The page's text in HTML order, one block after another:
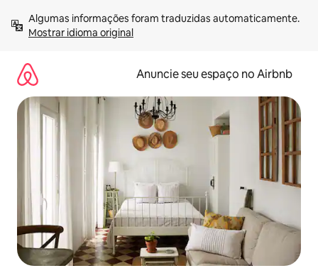
para
Mostrar idioma original
Anuncie seu espaço no Airbnb